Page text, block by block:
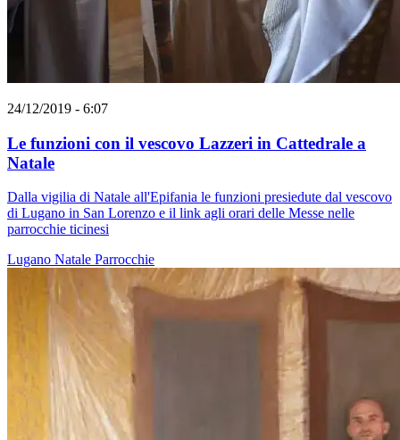
24/12/2019 - 6:07
Le funzioni con il vescovo Lazzeri in Cattedrale a
Natale
Dalla vigilia di Natale all'Epifania le funzioni presiedute dal vescovo
di Lugano in San Lorenzo e il link agli orari delle Messe nelle
parrocchie ticinesi
Lugano Natale Parrocchie